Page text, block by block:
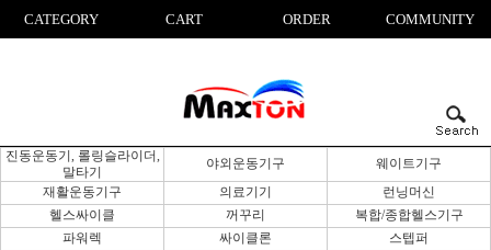
CATEGORY CART ORDER COMMUNITY
진동운동기, 롤링슬라이더,
말타기
야외운동기구
웨이트기구
재활운동기구
의료기기
런닝머신
헬스싸이클
꺼꾸리
복합/종합헬스기구
파워렉
싸이클론
스텝퍼